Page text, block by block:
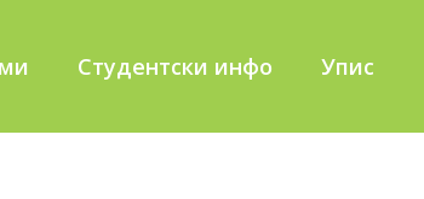
Студентски инфо Упис